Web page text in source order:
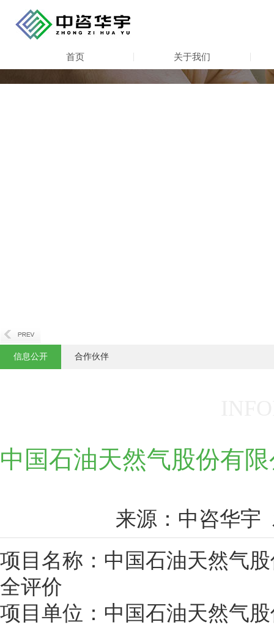
首页 关于我们
信息公开 合作伙伴
中国石油天然气股份有
来源：中咨华宇
项目名称：中国石油天然气
全评价
项目单位：中国石油天然气